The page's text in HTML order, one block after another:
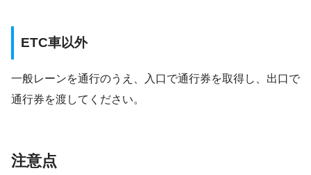
ETC車以外
一般レーンを通行のうえ、入口で通行券を取得し、出口で
通行券を渡してください。
注意点